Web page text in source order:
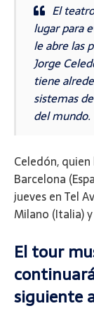
El
lugar para
le abre las
Jorge
tiene
sistemas
del mundo.
Celedón,
Barcelona
jueves en Tel
Milano (Italia)
El tour
siguiente